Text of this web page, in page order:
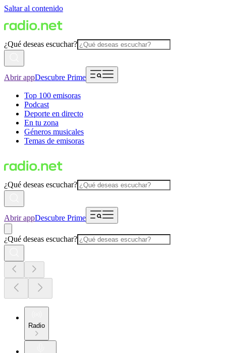
Saltar al contenido
¿Qué deseas escuchar?
Abrir appDescubre Prime
Top 100 emisoras
Podcast
Deporte en directo
En tu zona
Géneros musicales
Temas de emisoras
¿Qué deseas escuchar?
Abrir appDescubre Prime
¿Qué deseas escuchar?
Radio